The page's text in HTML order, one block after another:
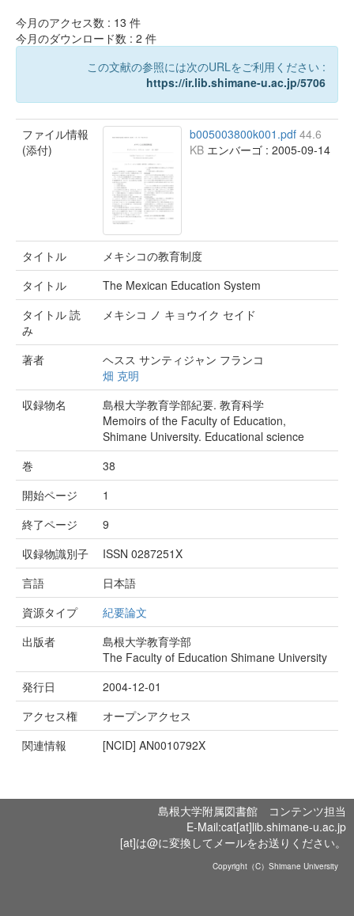
今月のアクセス数 : 13 件
今月のダウンロード数 : 2 件
この文献の参照には次のURLをご利用ください :
https://ir.lib.shimane-u.ac.jp/5706
ファイル情報
(添付)
b005003800k001.pdf 44.6
KB エンバーゴ : 2005-09-14
タイトル
メキシコの教育制度
タイトル
The Mexican Education System
タイトル 読
み
メキシコ ノ キョウイク セイド
著者
ヘスス サンティジャン フランコ
畑 克明
収録物名
島根大学教育学部紀要. 教育科学
Memoirs of the Faculty of Education,
Shimane University. Educational science
巻
38
開始ページ
1
終了ページ
9
収録物識別子
ISSN 0287251X
言語
日本語
資源タイプ
紀要論文
出版者
島根大学教育学部
The Faculty of Education Shimane University
発行日
2004-12-01
アクセス権
オープンアクセス
関連情報
[NCID] AN0010792X
島根大学附属図書館 コンテンツ担当
E-Mail:cat[at]lib.shimane-u.ac.jp
[at]は@に変換してメールをお送りください。
Copyright（C）Shimane University